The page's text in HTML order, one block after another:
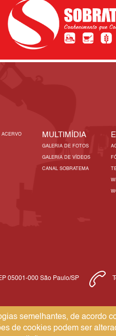
ACERVO MULTIMÍDIA
GALERIA DE FOTOS
GALERIA DE VÍDEOS
CANAL SOBRATEMA
05001-000 São Paulo/SP
semelhantes, de acordo
de cookies podem ser